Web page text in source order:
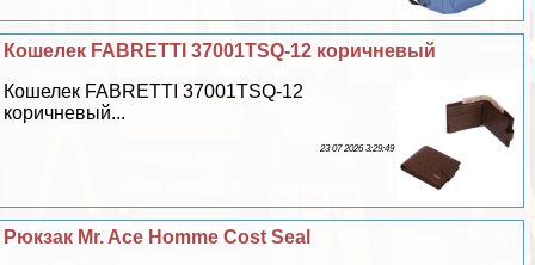
Кошелек FABRETTI 37001TSQ-12 коричневый
Кошелек FABRETTI 37001TSQ-12
коричневый...
23 07 2026 3:29:49
Рюкзак Mr. Ace Homme Cost Seal